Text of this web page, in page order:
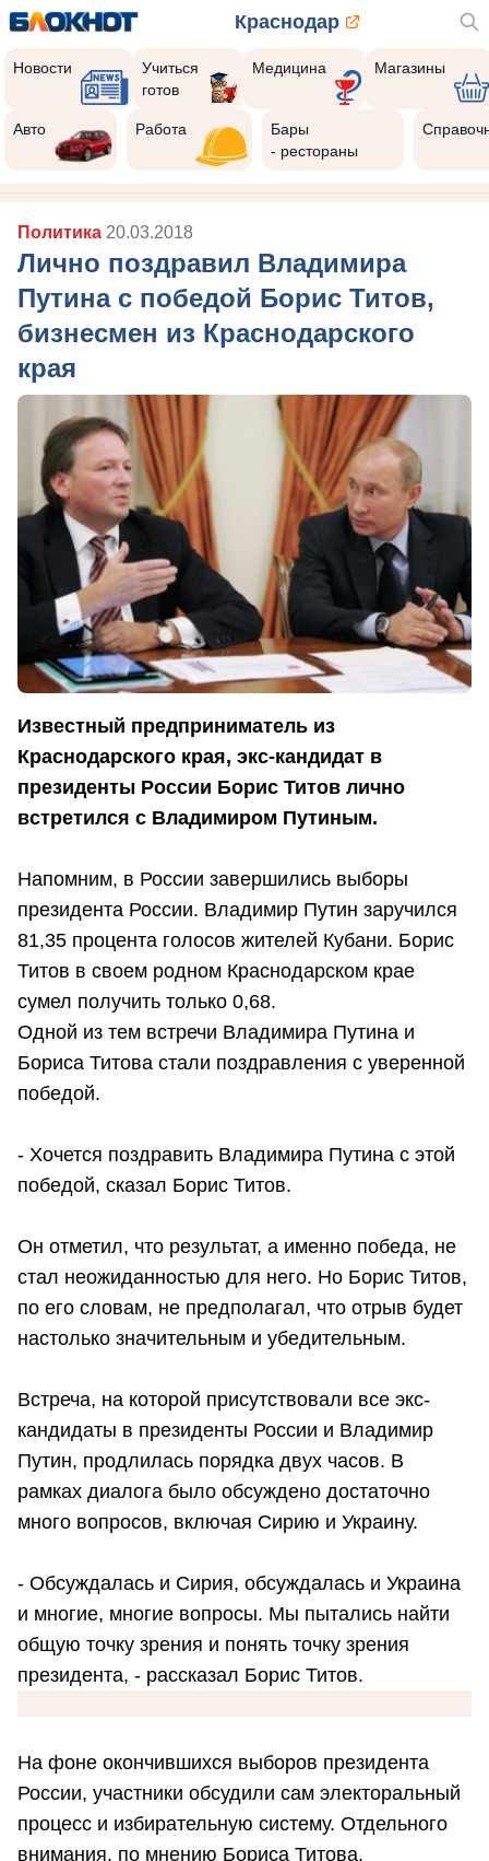
Краснодар
Новости
Учиться
готов
Медицина Магазины
Авто Работа
Бары
- рестораны
Политика 20.03.2018
Лично поздравил Владимира
Путина с победой Борис Титов,
бизнесмен из Краснодарского
края
Известный предприниматель из
Краснодарского края, экс-кандидат в
президенты России Борис Титов лично
встретился с Владимиром Путиным.
Напомним, в России завершились выборы
президента России. Владимир Путин заручился
81,35 процента голосов жителей Кубани. Борис
Титов в своем родном Краснодарском крае
сумел получить только 0,68.
Одной из тем встречи Владимира Путина и
Бориса Титова стали поздравления с уверенной
победой.
- Хочется поздравить Владимира Путина с этой
победой, сказал Борис Титов.
Он отметил, что результат, а именно победа, не
стал неожиданностью для него. Но Борис Титов,
по его словам, не предполагал, что отрыв будет
настолько значительным и убедительным.
Встреча, на которой присутствовали все экс-
кандидаты в президенты России и Владимир
Путин, продлилась порядка двух часов. В
рамках диалога было обсуждено достаточно
много вопросов, включая Сирию и Украину.
- Обсуждалась и Сирия, обсуждалась и Украина
и многие, многие вопросы. Мы пытались найти
общую точку зрения и понять точку зрения
президента, - рассказал Борис Титов.
На фоне окончившихся выборов президента
России, участники обсудили сам электоральный
процесс и избирательную систему. Отдельного
внимания, по мнению Бориса Титова,